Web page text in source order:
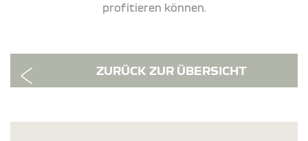
profitieren können.
ZURÜCK ZUR ÜBERSICHT